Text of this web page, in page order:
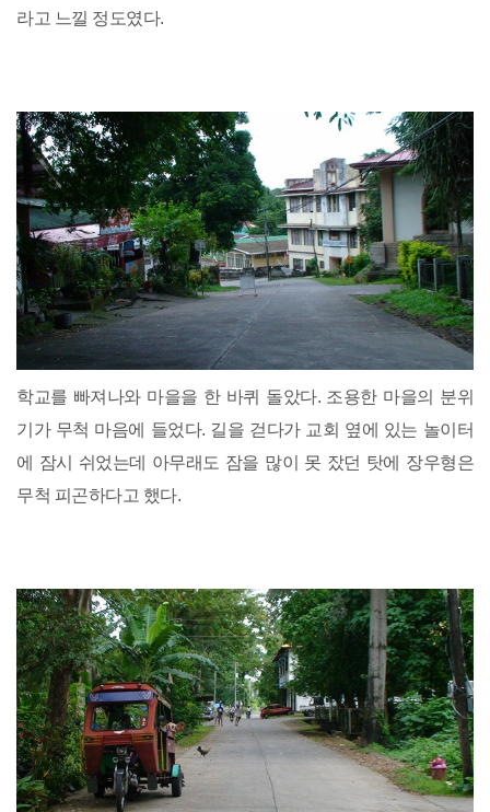
라고 느낄 정도였다.
학교를 빠져나와 마을을 한 바퀴 돌았다. 조용한 마을의 분위
기가 무척 마음에 들었다. 길을 걷다가 교회 옆에 있는 놀이터
에 잠시 쉬었는데 아무래도 잠을 많이 못 잤던 탓에 장우형은
무척 피곤하다고 했다.